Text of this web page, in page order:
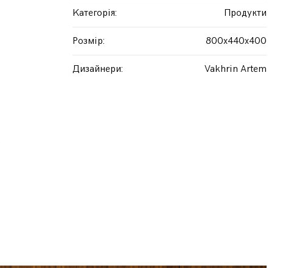
Kатегорія: Продукти
Pозмір: 800x440x400
Дизайнери: Vakhrin Artem